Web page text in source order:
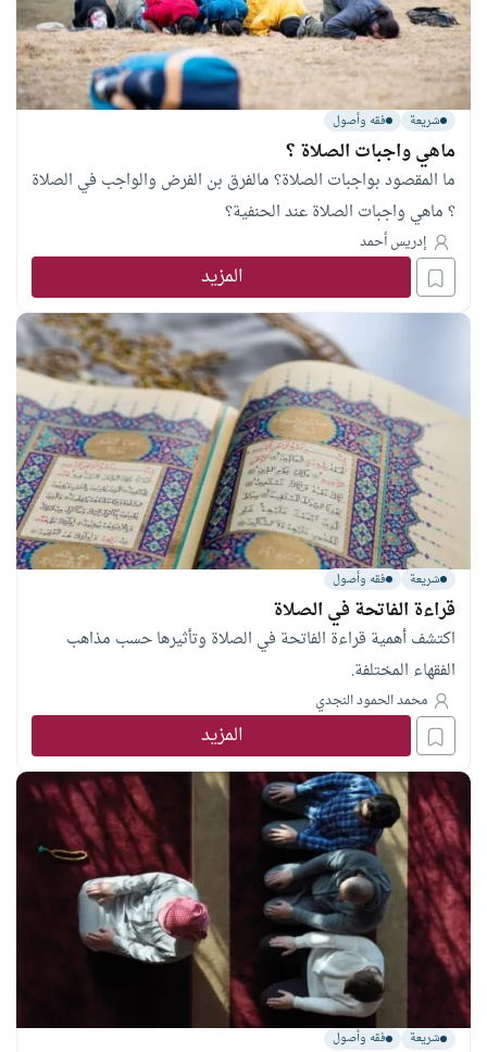
شريعة فقه وأصول
ماهي واجبات الصلاة ؟
ما المقصود بواجبات الصلاة؟ مالفرق بن الفرض والواجب في الصلاة
؟ ماهي واجبات الصلاة عند الحنفية؟
إدريس أحمد
المزيد
شريعة فقه وأصول
قراءة الفاتحة في الصلاة
اكتشف أهمية قراءة الفاتحة في الصلاة وتأثيرها حسب مذاهب
الفقهاء المختلفة.
محمد الحمود النجدي
المزيد
شريعة فقه وأصول